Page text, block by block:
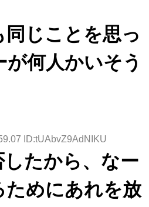
同じことを思っ
何人かいそう
ID:tUAbvZ9AdNIKU
したから、なー
ためにあれを放